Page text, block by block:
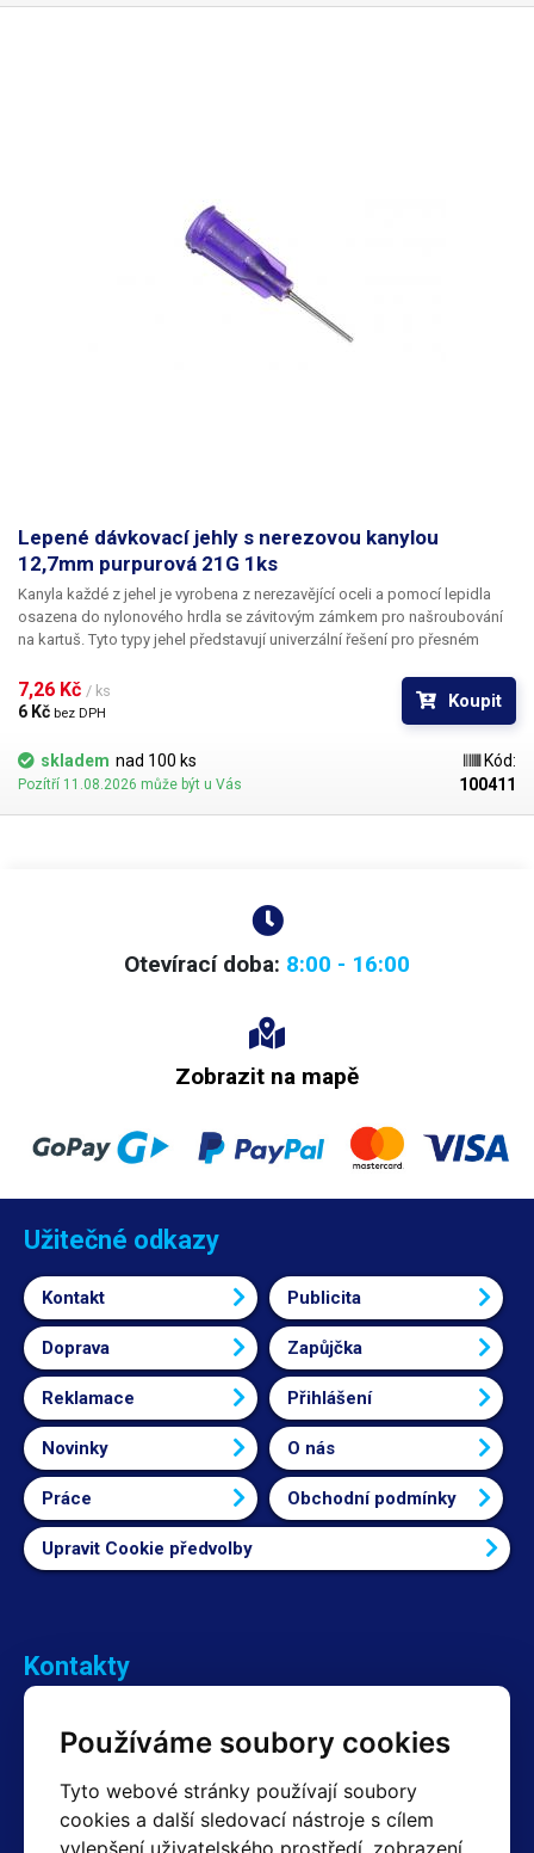
Používáme soubory cookies
Tyto webové stránky používají soubory
cookies a další sledovací nástroje s cílem
vylepšení uživatelského prostředí, zobrazení
Lepené dávkovací jehly s nerezovou kanylou
12,7mm purpurová 21G 1ks
Kanyla každé z jehel je vyrobena z nerezavějící oceli a pomocí lepidla
osazena do nylonového hrdla se závitovým zámkem pro našroubování
na kartuš. Tyto typy jehel představují univerzální řešení pro přesném
silikony, epoxidy, lepidla... Každá z jehel je vybavena dvojitým závitem a
zámkovým systémem ke spolehlivému a rychlému uchycení
7,26 Kč / ks
6 Kč bez DPH
Koupit
skladem nad 100 ks
Pozítří 11.08.2026 může být u Vás
Kód:
100411
Otevírací doba: 8:00 - 16:00
Zobrazit na mapě
Užitečné odkazy
Kontakt Publicita
Doprava Zapůjčka
Reklamace Přihlášení
Novinky O nás
Práce Obchodní podmínky
Upravit Cookie předvolby
Kontakty
+420 603 357 606 +420 605 234 204
Fakturační a expediční oddělení
+420 605 259 759 (Po–Pá: 7:30 – 15:00)